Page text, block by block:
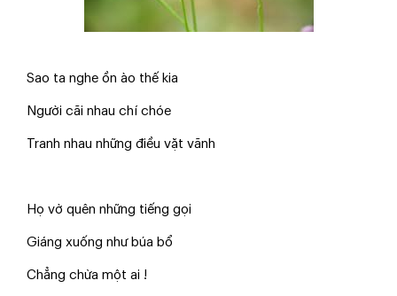
Sao ta nghe ồn ào thế kia
Người cãi nhau chí chóe
Tranh nhau những điều vặt vãnh
Họ vờ quên những tiếng gọi
Giáng xuống như búa bổ
Chẳng chừa một ai !